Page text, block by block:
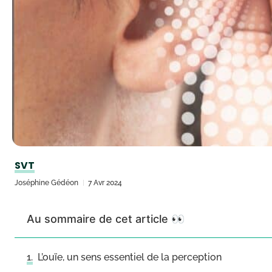
SVT
Joséphine Gédéon 7 Avr 2024
Au sommaire de cet article 👀
L’ouïe, un sens essentiel de la perception